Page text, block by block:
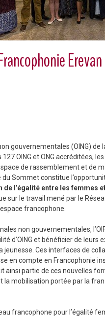
gouvernementales (OING) de
OING et ONG accréditées,
de rassemblement et de
Sommet constitue
de l’égalité entre les
sur le travail mené par le
francophone.
non gouvernementales,
d’OING et bénéficier de
Ces interfaces de
en compte en Francophonie
ainsi partie de ces nouvelles
mobilisation portée par la
francophone pour l’égalité